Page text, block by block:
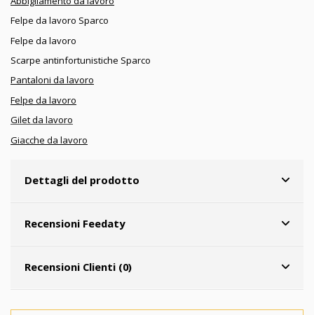
Felpe da lavoro Sparco
Felpe da lavoro
Scarpe antinfortunistiche Sparco
Pantaloni da lavoro
Felpe da lavoro
Gilet da lavoro
Giacche da lavoro
Dettagli del prodotto
Recensioni Feedaty
Recensioni Clienti (0)